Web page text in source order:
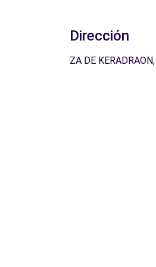
Dirección
ZA DE